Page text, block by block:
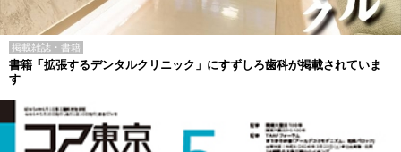
掲載雑誌・書籍
書籍「拡張するデンタルクリニック」にすずしろ歯科が掲載されていま
す